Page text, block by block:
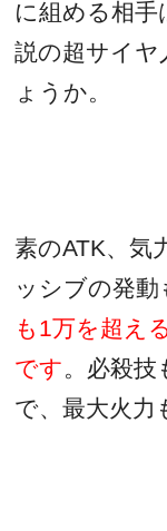
に組める相手
説の超サイヤ
ょうか。
素のATK、気
ッシブの発
も 1万を超え
です。必殺技
で、最大火力